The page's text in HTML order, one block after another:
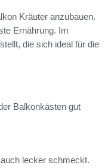
Kräuter anzubauen.
Ernährung. Im
die sich ideal für die
Balkonkästen gut
lecker schmeckt.